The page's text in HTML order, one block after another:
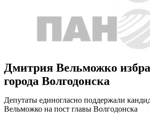
Дмитрия Вельможко
города Волгодонска
Депутаты единогласно поддержали
Вельможко на пост главы Волгодонска